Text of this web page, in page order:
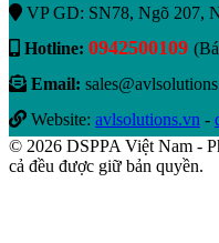
VP GD: SN78, Ngõ 207,
Hotline: 0942500109
Email:
Website: avlsolutions.vn -
© 2026 DSPPA Việt Nam -
cả đều được giữ bản quyền.